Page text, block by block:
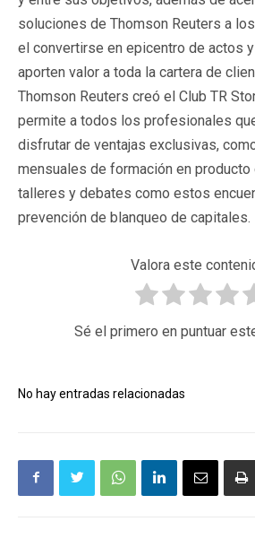
soluciones de Thomson Reuters a
el convertirse en epicentro de actos
aporten valor a toda la cartera de
Thomson Reuters creó el Club TR
permite a todos los profesionales
disfrutar de ventajas exclusivas,
mensuales de formación en producto
talleres y debates como estos
prevención de blanqueo de capitales.
Valora este
Sé el primero en puntuar
No hay entradas relacionadas